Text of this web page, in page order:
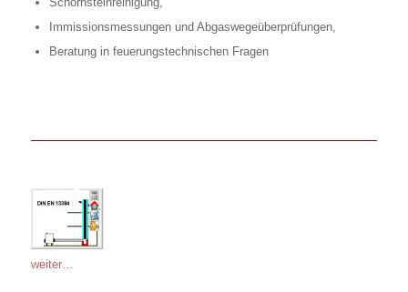
Immissionsmessungen und Abgaswegeüberprüfungen,
Beratung in feuerungstechnischen Fragen
weiter…